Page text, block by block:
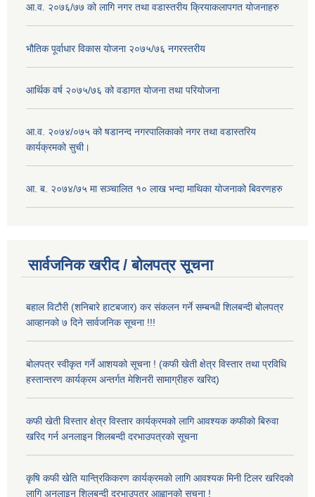
आ.व. २०७६/७७ को लागि नगर तथा वडास्तरीय क्रियाकलापगत योजनाहरु
भौतिक पूर्वाधार विकास योजना २०७५/७६ नगरस्तरीय
आर्थिक वर्ष २०७५/७६ को वडागत योजना तथा परियोजना
आ.व. २०७४/०७५ को षडानन्द नगरपालिकाको नगर तथा वडास्तरिय
कार्यक्रमको सुची।
आ. ब. २०७४/७५ मा सञ्चालित १० लाख भन्दा माथिका योजनाको बिवरणहरु
सार्वजनिक खरीद / बोलपत्र सूचना
बहाल विटौरी (शनिबारे हाटबजार) कर संकलन गर्ने सम्बन्धी शिलबन्दी बोलपत्र
आव्हानको ७ दिने सार्वजनिक सूचना !!!
बोलपत्र स्वीकृत गर्ने आशयको सूचना ! (कफी खेती क्षेत्र विस्तार तथा प्रविधि
हस्तान्तरण कार्यक्रम अन्तर्गत मेशिनरी सामाग्रीहरु खरिद)
कफी खेती विस्तार क्षेत्र विस्तार कार्यक्रमको लागि आवश्यक कफीको बिरुवा
खरिद गर्न अनलाइन शिलबन्दी दरभाउपत्रको सूचना
कृषि कफी खेति यान्त्रिकिकरण कार्यक्रमको लागि आवश्यक मिनी टिलर खरिदको
लागि अनलाइन शिलबन्दी दरभाउपत्र आह्वानको सूचना !